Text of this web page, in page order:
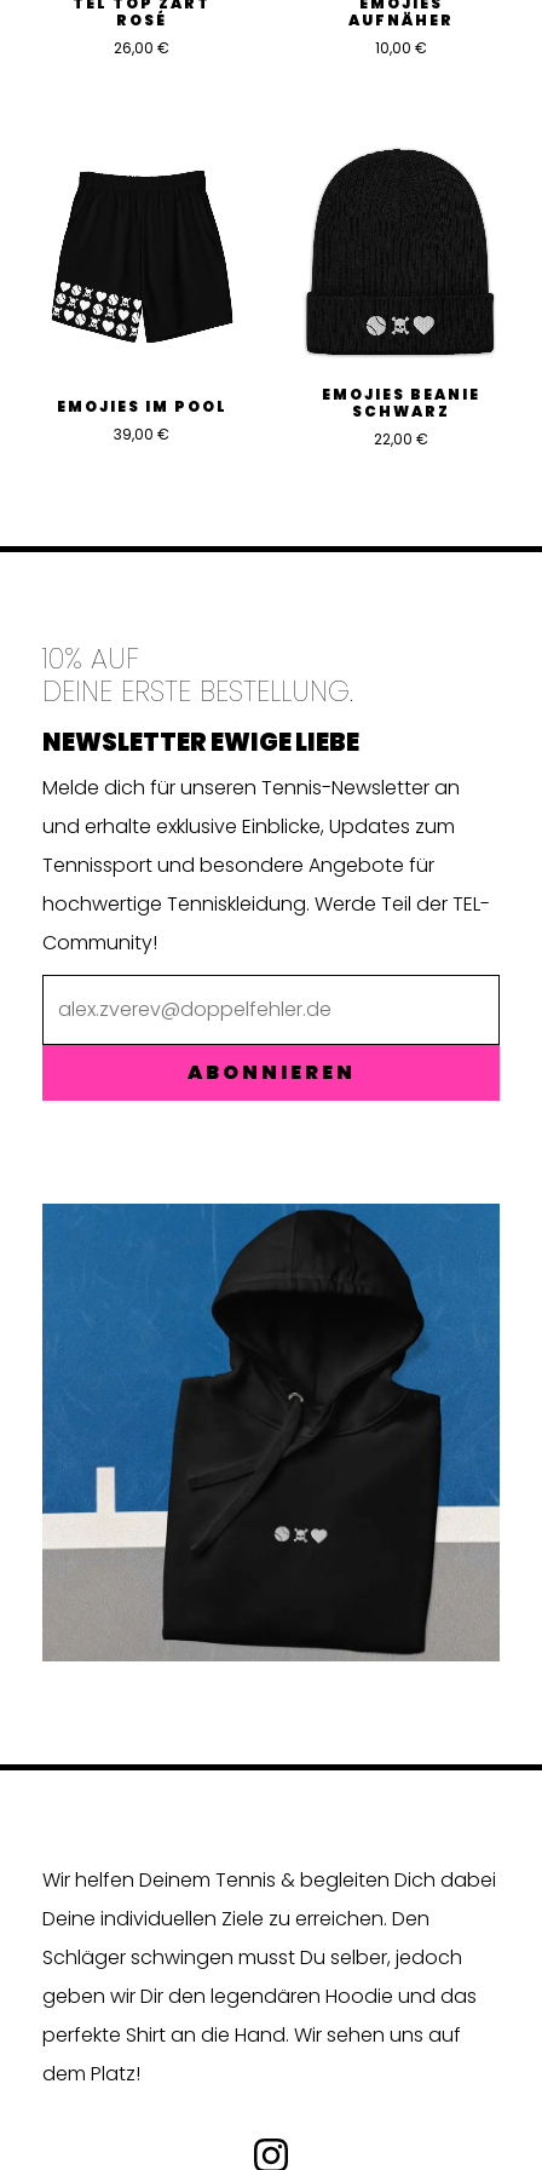
ROSÉ
26,00 €
AUFNÄHER
10,00 €
EMOJIES IM POOL
39,00 €
EMOJIES BEANIE
SCHWARZ
22,00 €
10% AUF
DEINE ERSTE BESTELLUNG.
NEWSLETTER EWIGE LIEBE
Melde dich für unseren Tennis-Newsletter an
und erhalte exklusive Einblicke, Updates zum
Tennissport und besondere Angebote für
hochwertige Tenniskleidung. Werde Teil der TEL-
Community!
Wir helfen Deinem Tennis & begleiten Dich dabei
Deine individuellen Ziele zu erreichen. Den
Schläger schwingen musst Du selber, jedoch
geben wir Dir den legendären Hoodie und das
perfekte Shirt an die Hand. Wir sehen uns auf
dem Platz!